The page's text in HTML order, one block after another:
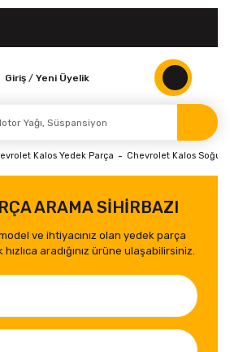
Giriş / Yeni Üyelik
Kalos Yedek Parça Chevrolet Kalos
ARAMA SİHİRBAZI
ve ihtiyacınız olan yedek parça
aradığınız ürüne ulaşabilirsiniz.